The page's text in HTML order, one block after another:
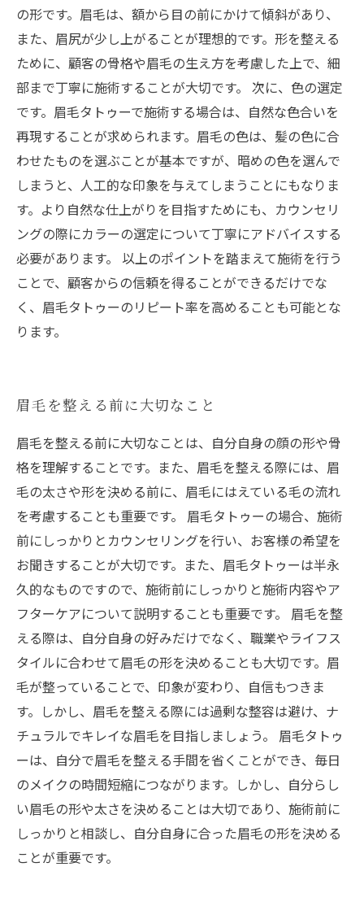
の形です。眉毛は、額から目の前にかけて傾斜があり、
また、眉尻が少し上がることが理想的です。形を整える
ために、顧客の骨格や眉毛の生え方を考慮した上で、細
部まで丁寧に施術することが大切です。 次に、色の選定
です。眉毛タトゥーで施術する場合は、自然な色合いを
再現することが求められます。眉毛の色は、髪の色に合
わせたものを選ぶことが基本ですが、暗めの色を選んで
しまうと、人工的な印象を与えてしまうことにもなりま
す。より自然な仕上がりを目指すためにも、カウンセリ
ングの際にカラーの選定について丁寧にアドバイスする
必要があります。 以上のポイントを踏まえて施術を行う
ことで、顧客からの信頼を得ることができるだけでな
く、眉毛タトゥーのリピート率を高めることも可能とな
ります。
眉毛を整える前に大切なこと
眉毛を整える前に大切なことは、自分自身の顔の形や骨
格を理解することです。また、眉毛を整える際には、眉
毛の太さや形を決める前に、眉毛にはえている毛の流れ
を考慮することも重要です。 眉毛タトゥーの場合、施術
前にしっかりとカウンセリングを行い、お客様の希望を
お聞きすることが大切です。また、眉毛タトゥーは半永
久的なものですので、施術前にしっかりと施術内容やア
フターケアについて説明することも重要です。 眉毛を整
える際は、自分自身の好みだけでなく、職業やライフス
タイルに合わせて眉毛の形を決めることも大切です。眉
毛が整っていることで、印象が変わり、自信もつきま
す。しかし、眉毛を整える際には過剰な整容は避け、ナ
チュラルでキレイな眉毛を目指しましょう。 眉毛タトゥ
ーは、自分で眉毛を整える手間を省くことができ、毎日
のメイクの時間短縮につながります。しかし、自分らし
い眉毛の形や太さを決めることは大切であり、施術前に
しっかりと相談し、自分自身に合った眉毛の形を決める
ことが重要です。